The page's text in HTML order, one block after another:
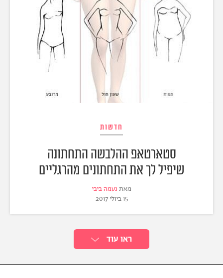
חדשות
סטארטאפ ההלבשה התחתונה
שיפיל לך את התחתונים מהרגליים
מאת נעמה ביבי
15 ביולי 2017
ראו עוד